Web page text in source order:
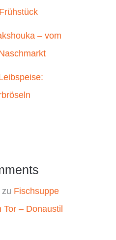
– vom
zu Fischsuppe
– Donaustil